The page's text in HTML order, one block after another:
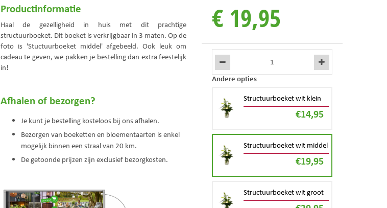
Productinformatie
Haal de gezelligheid in huis met dit prachtige
structuurboeket. Dit boeket is verkrijgbaar in 3 maten. Op de
foto is 'Stuctuurboeket middel' afgebeeld. Ook leuk om
cadeau te geven, we pakken je bestelling dan extra feestelijk
in!
Afhalen of bezorgen?
Je kunt je bestelling kosteloos bij ons afhalen.
Bezorgen van boeketten en bloementaarten is enkel
mogelijk binnen een straal van 20 km.
De getoonde prijzen zijn exclusief bezorgkosten.
€ 19,95
Andere opties
Structuurboeket wit klein
€14,95
Structuurboeket wit middel
€19,95
Structuurboeket wit groot